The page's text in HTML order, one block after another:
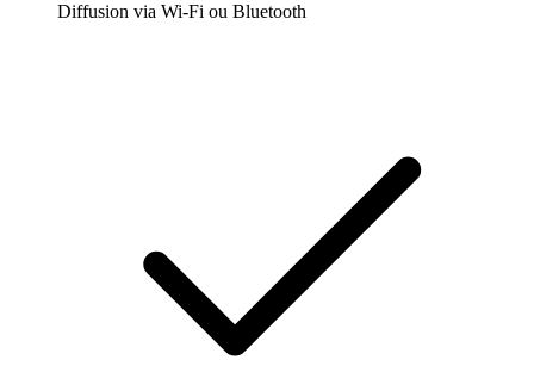
Diffusion via Wi-Fi ou Bluetooth